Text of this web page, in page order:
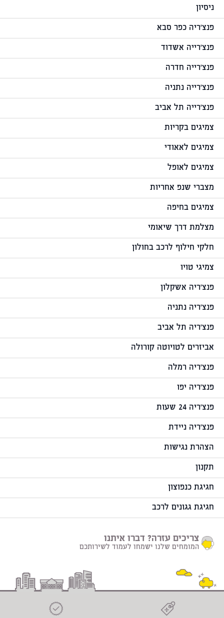
ניסיון
פנצ'ריה כפר סבא
פנצ'רייה אשדוד
פנצ'רייה חדרה
פנצ'רייה נתניה
פנצ'רייה תל אביב
צמיגים בקריות
צמיגים לאאודי
צמיגים לאופל
מצברי שנפ אחריות
צמיגים בחיפה
מצלמת דרך שיאומי
חלקי חילוף לרכב בחולון
צמיגי טויו
פנצ'ריה אשקלון
פנצ'ריה נתניה
פנצ'ריה תל אביב
אביזרים לטויוטה קורולה
פנצ'ריה רמלה
פנצ'ריה יפו
פנצ'ריה 24 שעות
פנצ'ריה ניידת
הצהרת נגישות
תקנון
חגיגת כנפוצון
חגיגת גגונים לרכב
צריכים עזרה? דברו איתנו
המומחים שלנו ישמחו לעמוד לשירותכם